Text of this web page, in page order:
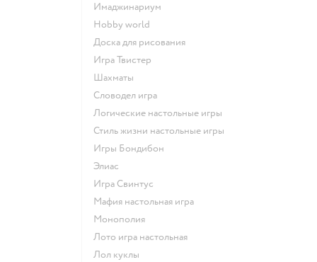
Имаджинариум
Hobby world
Доска для рисования
Игра Твистер
Шахматы
Словодел игра
Логические настольные игры
Стиль жизни настольные игры
Игры Бондибон
Элиас
Игра Свинтус
Мафия настольная игра
Монополия
Лото игра настольная
Лол куклы